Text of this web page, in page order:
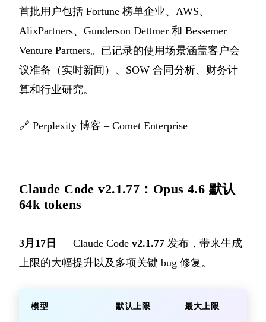
首批用户包括 Fortune 榜单企业、AWS、
AlixPartners、Gunderson Dettmer 和 Bessemer
Venture Partners。已记录的使用场景涵盖客户会
议准备（实时新闻）、SOW 合同分析、财务计
算和行业研究。
🔗 Perplexity 博客 – Comet Enterprise
Claude Code v2.1.77：Opus 4.6 默认
64k tokens
3月17日 — Claude Code v2.1.77 发布，带来生成
上限的大幅提升以及多项关键 bug 修复。
模型 默认上限 最大上限